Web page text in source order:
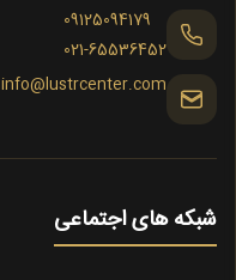
09125094179
021-65536452
info@lustrcenter.com
شبکه های اجتماعی